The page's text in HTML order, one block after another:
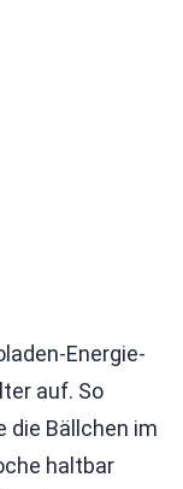
Energie-
auf. So
die Bällchen im
haltbar